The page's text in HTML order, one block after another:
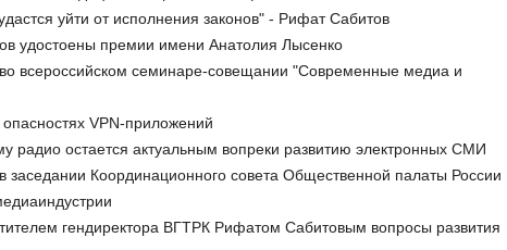
уйти от исполнения законов" - Рифат Сабитов
удостоены премии имени Анатолия Лысенко
всероссийском семинаре-совещании "Современные медиа и
VPN-приложений
радио остается актуальным вопреки развитию электронных СМИ
Координационного совета Общественной палаты России
гендиректора ВГТРК Рифатом Сабитовым вопросы развития